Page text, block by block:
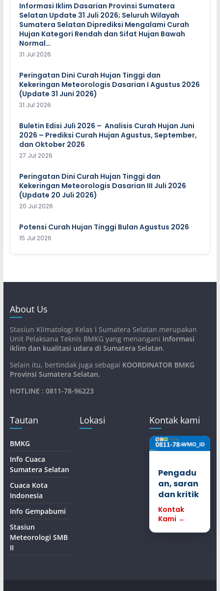
Informasi Iklim Dasarian Provinsi Sumatera
Selatan Update 31 Juli 2026; Seluruh Wilayah
Sumatera Selatan Diprediksi Mengalami Curah
Hujan Kategori Rendah dan Sifat Hujan Bawah
Normal…
31 Jul 2026
Peringatan Dini Curah Hujan Tinggi dan
Kekeringan Meteorologis Dasarian I Agustus 2026
(Update 31 Juni 2026)
31 Jul 2026
Buletin Edisi Juli 2026 – Analisis Curah Hujan Juni
2026 – Prediksi Curah Hujan Agustus, September,
dan Oktober 2026
27 Jul 2026
Peringatan Dini Curah Hujan Tinggi dan
Kekeringan Meteorologis Dasarian III Juli 2026
(Update 20 Juli 2026)
20 Jul 2026
Potensi Curah Hujan Tinggi Bulan Agustus 2026
15 Jul 2026
About Us
Stasiun Klimatologi Kelas I Sumatera Selatan merupakan
Unit Pelaksana Teknis BMKG yang menangani informasi
iklim dan kualitasi udara di Sumatera Selatan.
Selain itu, bertindak juga sebagai KOORDINATOR BMKG
Provinsi Sumatera Selatan.
HOTLINE : 0811-78-96223
Tautan
BMKG
Info Cuaca
Sumatera Selatan
Cuaca Kota
Indonesia
Info Gempabumi
Stasiun
Meteorologi SMB
II
Lokasi Kontak kami
Pengadu
an, saran
dan kritik
Kontak
Kami →